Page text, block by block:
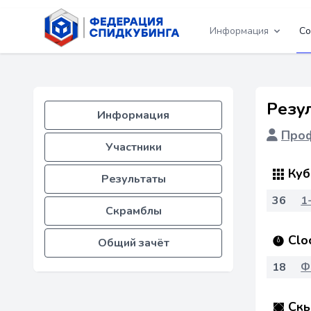
Информация
Информация
Участники
Результаты
Скрамблы
Общий зачёт
36
18